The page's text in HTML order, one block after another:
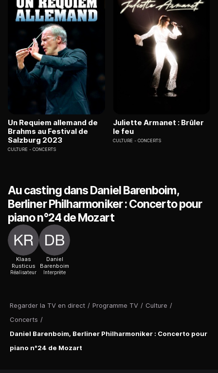
Regarder la TV en direct / Programme TV / Culture /
Concerts /
Daniel Barenboim, Berliner Philharmoniker : Concerto pour
piano n°24 de Mozart
Un Requiem allemand de
Brahms au Festival de
Salzburg 2023
CULTURE CONCERTS
Juliette Armanet : Brûler
le feu
CULTURE CONCERTS
Au casting dans Daniel Barenboim,
Berliner Philharmoniker : Concerto pour
piano n°24 de Mozart
Klaas
Rusticus
Réalisateur
Daniel
Barenboim
Interprète